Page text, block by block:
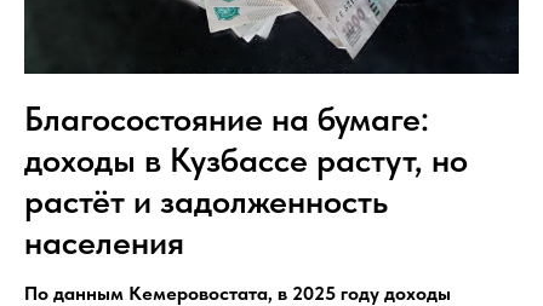
Благосостояние на бумаге:
доходы в Кузбассе растут, но
растёт и задолженность
населения
По данным Кемеровостата, в 2025 году доходы